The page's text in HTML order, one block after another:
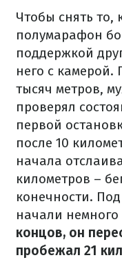
Чтобы снять то,
полумарафон
поддержкой
него с камерой.
тысяч метров,
проверял
первой
после 10
начала
километров –
конечности.
начали немного
концов, он
пробежал 21